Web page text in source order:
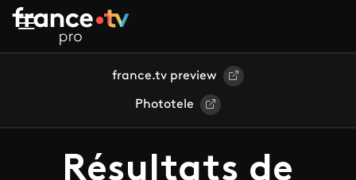
Aller au contenu principal
france.tv preview
Phototele
Résultats de